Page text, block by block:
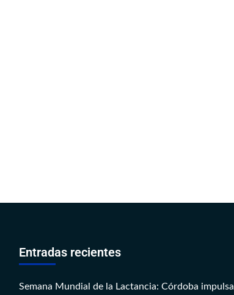
Entradas recientes
Semana Mundial de la Lactancia: Córdoba impulsa